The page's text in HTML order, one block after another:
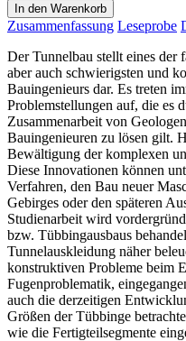
In den Warenkorb
Zusammenfassung Leseprobe
Der Tunnelbau stellt eines der
aber auch schwierigsten und
Bauingenieurs dar. Es treten
Problemstellungen auf, die es
Zusammenarbeit von
Bauingenieuren zu lösen gilt.
Bewältigung der komplexen
Diese Innovationen können
Verfahren, den Bau neuer
Gebirges oder den späteren
Studienarbeit wird
bzw. Tübbingausbaus
Tunnelauskleidung näher
konstruktiven Probleme beim
Fugenproblematik,
auch die derzeitigen
Größen der Tübbinge
wie die Fertigteilsegmente